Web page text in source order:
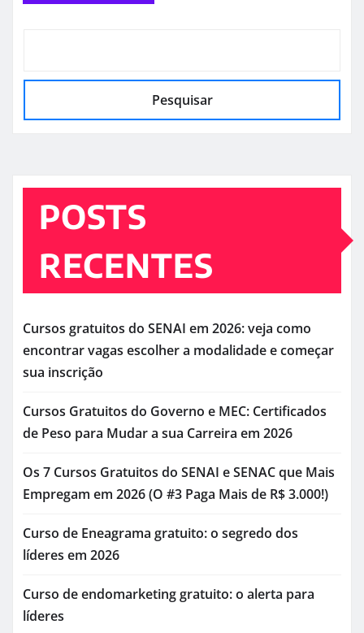
Pesquisar
POSTS
RECENTES
Cursos gratuitos do SENAI em 2026: veja como
encontrar vagas escolher a modalidade e começar
sua inscrição
Cursos Gratuitos do Governo e MEC: Certificados
de Peso para Mudar a sua Carreira em 2026
Os 7 Cursos Gratuitos do SENAI e SENAC que Mais
Empregam em 2026 (O #3 Paga Mais de R$ 3.000!)
Curso de Eneagrama gratuito: o segredo dos
líderes em 2026
Curso de endomarketing gratuito: o alerta para
líderes